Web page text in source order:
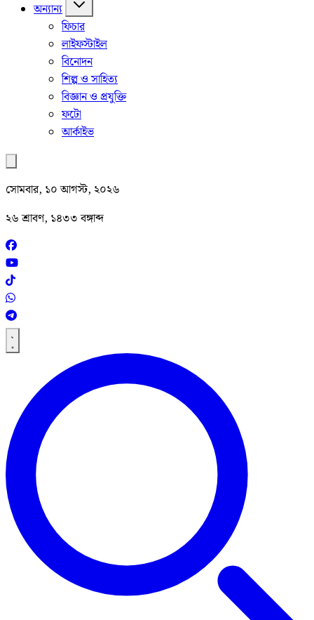
অন্যান্য
ফিচার
লাইফস্টাইল
বিনোদন
শিল্প ও সাহিত্য
বিজ্ঞান ও প্রযুক্তি
ফটো
আর্কাইভ
সোমবার, ১০ আগস্ট, ২০২৬
২৬ শ্রাবণ, ১৪৩৩ বঙ্গাব্দ